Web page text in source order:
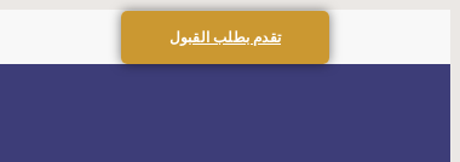
تقدم بطلب القبول